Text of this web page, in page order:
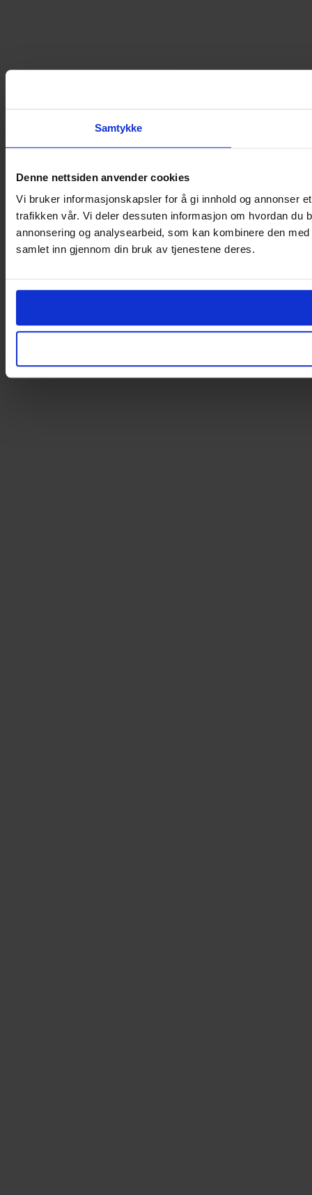
Samtykke
Denne nettsiden anvender cookies
Vi bruker informasjonskapsler for å gi innhold og annonser
trafikken vår. Vi deler dessuten informasjon om hvordan du
annonsering og analysearbeid, som kan kombinere den
samlet inn gjennom din bruk av tjenestene deres.